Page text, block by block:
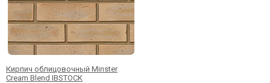
Кирпич облицовочный Minster
Cream Blend IBSTOCK